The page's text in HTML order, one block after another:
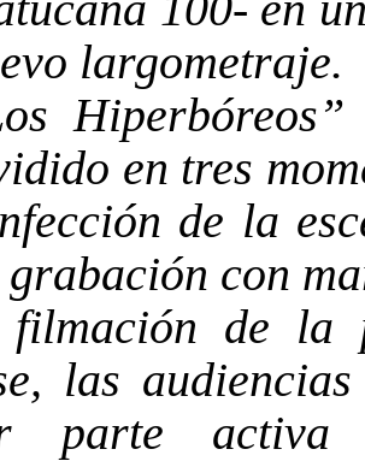
largometraje.
en tres
de la
grabación con
de la
las
parte activa